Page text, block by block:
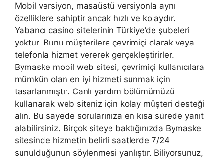
Mobil versiyon, masaüstü versiyonla aynı
özelliklere sahiptir ancak hızlı ve kolaydır.
Yabancı casino sitelerinin Türkiye’de şubeleri
yoktur. Bunu müşterilere çevrimiçi olarak veya
telefonla hizmet vererek gerçekleştirirler.
Bymaske mobil web sitesi, çevrimiçi kullanıcılara
mümkün olan en iyi hizmeti sunmak için
tasarlanmıştır. Canlı yardım bölümümüzü
kullanarak web siteniz için kolay müşteri desteği
alın. Bu sayede sorularınıza en kısa sürede yanıt
alabilirsiniz. Birçok siteye baktığınızda Bymaske
sitesinde hizmetin belirli saatlerde 7/24
sunulduğunun söylenmesi yanlıştır. Biliyorsunuz,